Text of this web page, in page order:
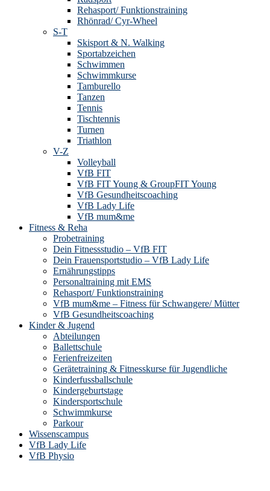
Rehasport/ Funktionstraining
Rhönrad/ Cyr-Wheel
S-T
Skisport & N. Walking
Sportabzeichen
Schwimmen
Schwimmkurse
Tamburello
Tanzen
Tennis
Tischtennis
Turnen
Triathlon
V-Z
Volleyball
VfB FIT
VfB FIT Young & GroupFIT Young
VfB Gesundheitscoaching
VfB Lady Life
VfB mum&me
Fitness & Reha
Probetraining
Dein Fitnessstudio – VfB FIT
Dein Frauensportstudio – VfB Lady Life
Ernährungstipps
Personaltraining mit EMS
Rehasport/ Funktionstraining
VfB mum&me – Fitness für Schwangere/ Mütter
VfB Gesundheitscoaching
Kinder & Jugend
Abteilungen
Ballettschule
Ferienfreizeiten
Gerätetraining & Fitnesskurse für Jugendliche
Kinderfussballschule
Kindergeburtstage
Kindersportschule
Schwimmkurse
Parkour
Wissenscampus
VfB Lady Life
VfB Physio